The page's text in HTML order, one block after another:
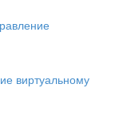
виртуальному